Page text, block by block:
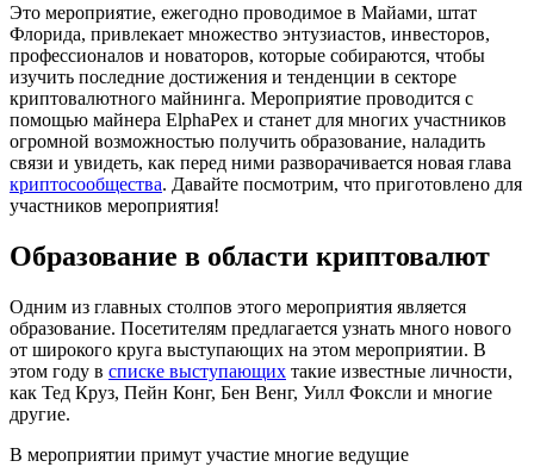
Это мероприятие, ежегодно проводимое в Майами, штат
Флорида, привлекает множество энтузиастов, инвесторов,
профессионалов и новаторов, которые собираются, чтобы
изучить последние достижения и тенденции в секторе
криптовалютного майнинга. Мероприятие проводится с
помощью майнера ElphaPex и станет для многих участников
огромной возможностью получить образование, наладить
связи и увидеть, как перед ними разворачивается новая глава
криптосообщества. Давайте посмотрим, что приготовлено для
участников мероприятия!
Образование в области криптовалют
Одним из главных столпов этого мероприятия является
образование. Посетителям предлагается узнать много нового
от широкого круга выступающих на этом мероприятии. В
этом году в списке выступающих такие известные личности,
как Тед Круз, Пейн Конг, Бен Венг, Уилл Фоксли и многие
другие.
В мероприятии примут участие многие ведущие